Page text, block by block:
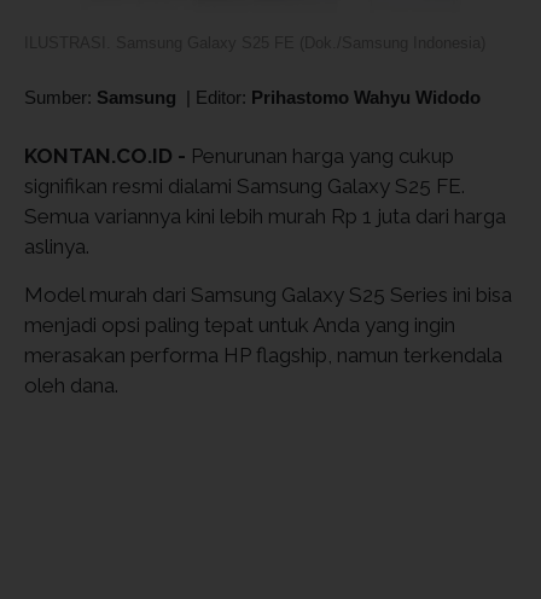
Sumber: Samsung | Editor: Prihastomo Wahyu Widodo
KONTAN.CO.ID - Penurunan harga yang cukup
signifikan resmi dialami Samsung Galaxy S25 FE.
Semua variannya kini lebih murah Rp 1 juta dari harga
aslinya.
Model murah dari Samsung Galaxy S25 Series ini bisa
menjadi opsi paling tepat untuk Anda yang ingin
merasakan performa HP flagship, namun terkendala
oleh dana.